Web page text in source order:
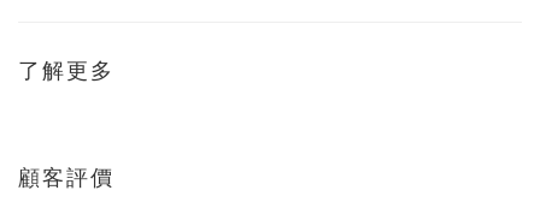
了解更多
顧客評價